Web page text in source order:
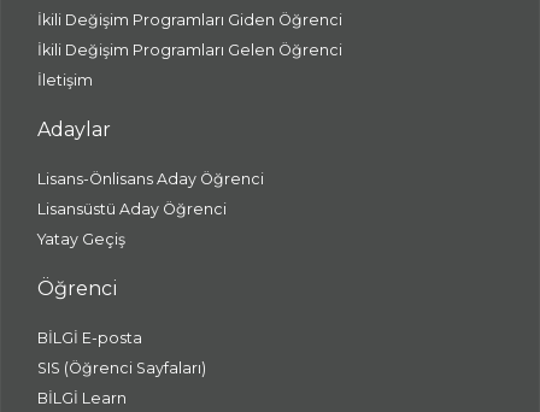
İkili Değişim Programları Giden Öğrenci
İkili Değişim Programları Gelen Öğrenci
İletişim
Adaylar
Lisans-Önlisans Aday Öğrenci
Lisansüstü Aday Öğrenci
Yatay Geçiş
Öğrenci
BİLGİ E-posta
SIS (Öğrenci Sayfaları)
BİLGİ Learn